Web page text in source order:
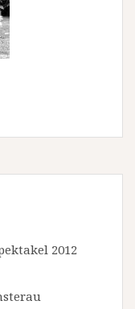
2012